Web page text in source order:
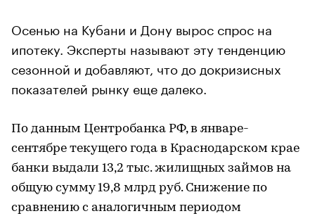
Осенью на Кубани и Дону вырос спрос на
ипотеку. Эксперты называют эту тенденцию
сезонной и добавляют, что до докризисных
показателей рынку еще далеко.
По данным Центробанка РФ, в январе-
сентябре текущего года в Краснодарском крае
банки выдали 13,2 тыс. жилищных займов на
общую сумму 19,8 млрд руб. Снижение по
сравнению с аналогичным периодом